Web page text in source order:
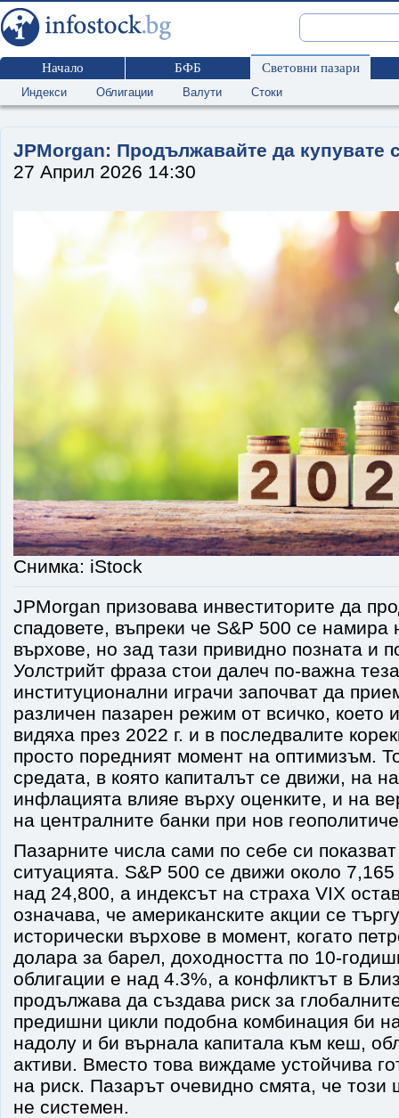
Начало БФБ Световни пазари
Индекси Облигации Валути Стоки
JPMorgan: Продължавайте да купувате
27 Април 2026 14:30
Снимка: iStock
JPMorgan призовава инвеститорите да
спадовете, въпреки че S&P 500 се намира
върхове, но зад тази привидно позната и
Уолстрийт фраза стои далеч по-важна
институционални играчи започват да
различен пазарен режим от всичко, което
видяха през 2022 г. и в последвалите
просто поредният момент на оптимизъм.
средата, в която капиталът се движи, на
инфлацията влияе върху оценките, и на
на централните банки при нов
Пазарните числа сами по себе си
ситуацията. S&P 500 се движи около
над 24,800, а индексът на страха VIX
означава, че американските акции се
исторически върхове в момент, когато
долара за барел, доходността по 10-
облигации е над 4.3%, а конфликтът в
продължава да създава риск за
предишни цикли подобна комбинация би
надолу и би върнала капитала към кеш,
активи. Вместо това виждаме устойчива
на риск. Пазарът очевидно смята, че този
не системен.